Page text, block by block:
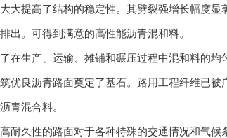
大提高了结构的稳定性。其劈裂强增长幅度
出。可得到满意的高性能沥青混和料。
生产、运输、摊铺和碾压过程中混和料的均
优良沥青路面奠定了基石。路用工程纤维已
青混合料。
久性的路面对于各种特殊的交通情况和气候